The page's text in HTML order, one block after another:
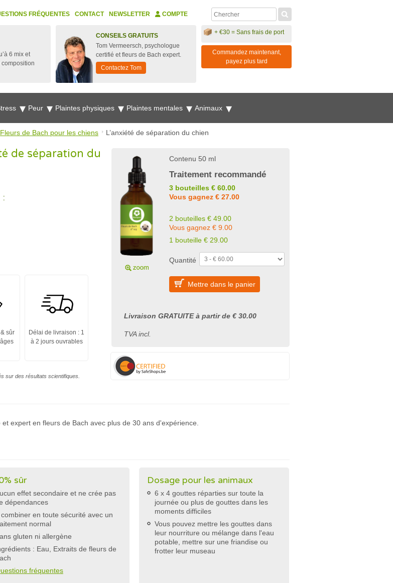
FRÉQUENTES CONTACT NEWSLETTER COMPTE
6 mix et
CONSEILS GRATUITS
Tom Vermeersch, psychologue
certifié et fleurs de Bach expert.
Contactez Tom
+ €30 = Sans frais de port
Commandez maintenant,
payez plus tard
Peur Plaintes physiques Plaintes mentales Animaux
Fleurs de Bach pour les chiens L’anxiété de séparation du chien
de séparation du
:
sûr
Délai de livraison : 1
à 2 jours ouvrables
sur des résultats scientifiques.
Contenu 50 ml
Traitement recommandé
3 bouteilles € 60.00
Vous gagnez € 27.00
2 bouteilles € 49.00
Vous gagnez € 9.00
1 bouteille € 29.00
Quantité
Mettre dans le panier
Livraison GRATUITE à partir de € 30.00
TVA incl.
expert en fleurs de Bach avec plus de 30 ans d'expérience.
sûr
effet secondaire et ne crée pas
dépendances
combiner en toute sécurité avec un
normal
gluten ni allergène
: Eau, Extraits de fleurs de
fréquentes
Dosage pour les animaux
6 x 4 gouttes réparties sur toute la
journée ou plus de gouttes dans les
moments difficiles
Vous pouvez mettre les gouttes dans
leur nourriture ou mélange dans l'eau
potable, mettre sur une friandise ou
frotter leur museau